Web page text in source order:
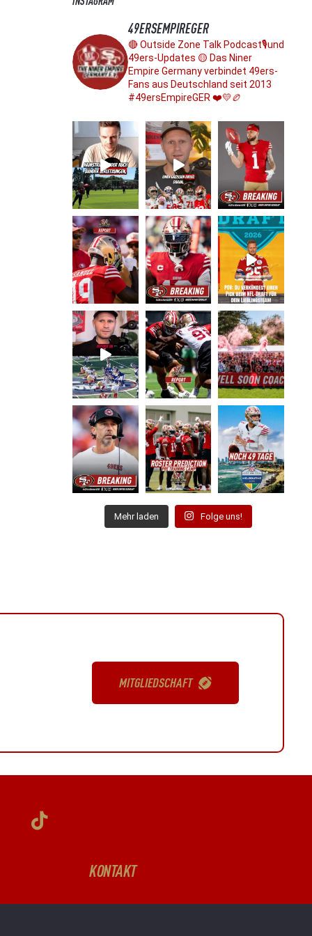
49ERSEMPIREGER
🔴 Outside Zone Talk Podcast🎙️und
49ers-Updates 🟡 Das Niner
Empire Germany verbindet 49ers-
Fans aus Deutschland seit 2013
#49ersEmpireGER ❤️💛🏉
Mehr laden Folge uns!
MITGLIEDSCHAFT
KONTAKT